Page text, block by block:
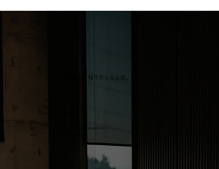
どんな時でも、帰りたくなる家。